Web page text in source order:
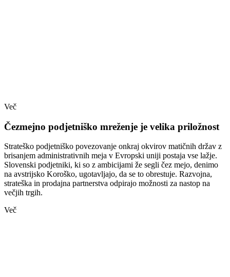
Več
Čezmejno podjetniško mreženje je velika priložnost
Strateško podjetniško povezovanje onkraj okvirov matičnih držav z
brisanjem administrativnih meja v Evropski uniji postaja vse lažje.
Slovenski podjetniki, ki so z ambicijami že segli čez mejo, denimo
na avstrijsko Koroško, ugotavljajo, da se to obrestuje. Razvojna,
strateška in prodajna partnerstva odpirajo možnosti za nastop na
večjih trgih.
Več